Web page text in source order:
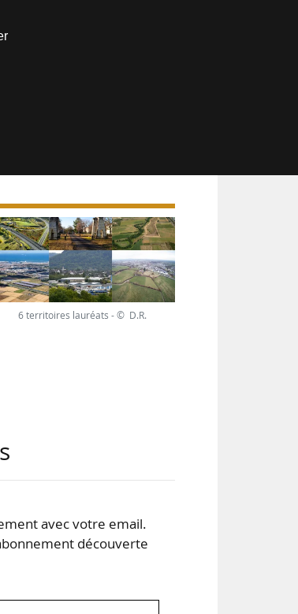
6 territoires lauréats - © D.R.
avec votre email.
découverte